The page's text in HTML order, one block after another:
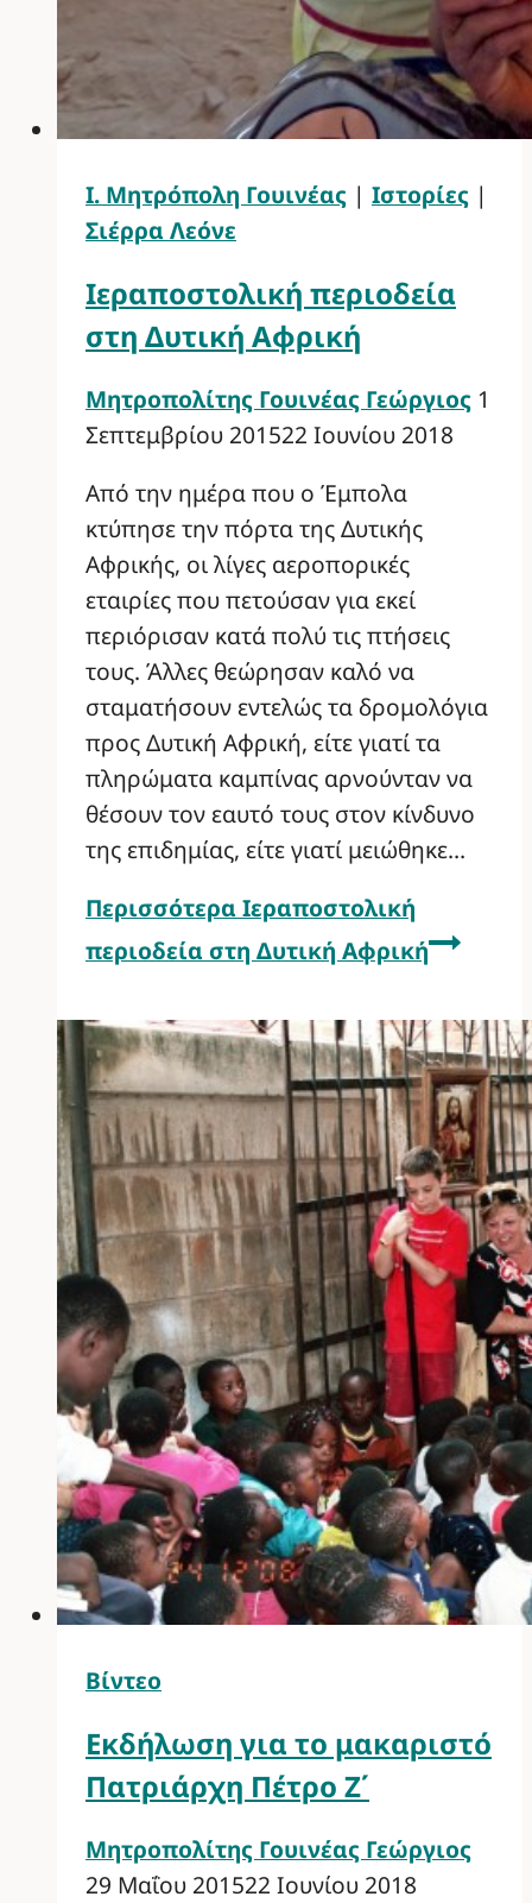
Ι. Μητρόπολη Γουινέας | Ιστορίες |
Σιέρρα Λεόνε
Ιεραποστολική περιοδεία
στη Δυτική Αφρική
Μητροπολίτης Γουινέας Γεώργιος 1
Σεπτεμβρίου 201522 Ιουνίου 2018
Από την ημέρα που ο Έμπολα
κτύπησε την πόρτα της Δυτικής
Αφρικής, οι λίγες αεροπορικές
εταιρίες που πετούσαν για εκεί
περιόρισαν κατά πολύ τις πτήσεις
τους. Άλλες θεώρησαν καλό να
σταματήσουν εντελώς τα δρομολόγια
προς Δυτική Αφρική, είτε γιατί τα
πληρώματα καμπίνας αρνούνταν να
θέσουν τον εαυτό τους στον κίνδυνο
της επιδημίας, είτε γιατί μειώθηκε…
Περισσότερα Ιεραποστολική
περιοδεία στη Δυτική Αφρική
Βίντεο
Εκδήλωση για το μακαριστό
Πατριάρχη Πέτρο Ζ΄
Μητροπολίτης Γουινέας Γεώργιος
29 Μαΐου 201522 Ιουνίου 2018